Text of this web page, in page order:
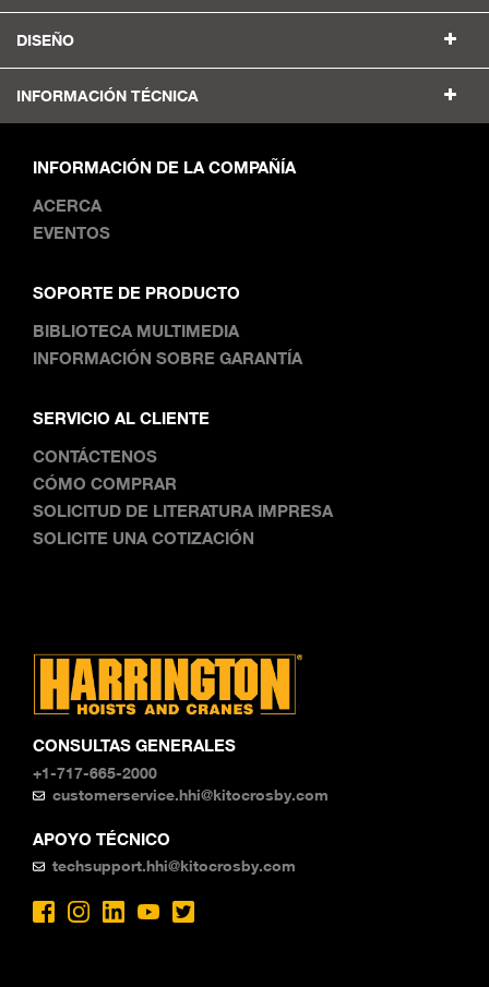
DISEÑO
INFORMACIÓN TÉCNICA
CONSULTAS GENERALES
+1-717-665-2000
customerservice.hhi@kitocrosby.com
APOYO TÉCNICO
techsupport.hhi@kitocrosby.com
INFORMACIÓN DE LA COMPAÑÍA
ACERCA
EVENTOS
SOPORTE DE PRODUCTO
BIBLIOTECA MULTIMEDIA
INFORMACIÓN SOBRE GARANTÍA
SERVICIO AL CLIENTE
CONTÁCTENOS
CÓMO COMPRAR
SOLICITUD DE LITERATURA IMPRESA
SOLICITE UNA COTIZACIÓN